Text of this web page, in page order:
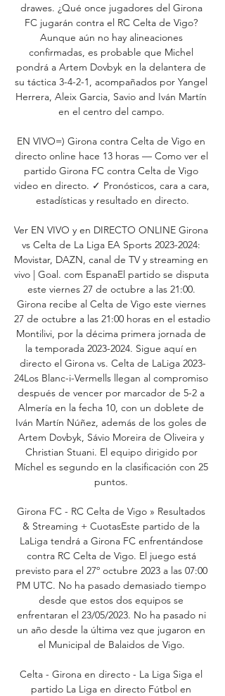
drawes. ¿Qué once jugadores del Girona
FC jugarán contra el RC Celta de Vigo?
Aunque aún no hay alineaciones
confirmadas, es probable que Michel
pondrá a Artem Dovbyk en la delantera de
su táctica 3-4-2-1, acompañados por Yangel
Herrera, Aleix Garcia, Savio and Iván Martín
en el centro del campo.
EN VIVO=) Girona contra Celta de Vigo en
directo online hace 13 horas — Como ver el
partido Girona FC contra Celta de Vigo
video en directo. ✓ Pronósticos, cara a cara,
estadísticas y resultado en directo.
Ver EN VIVO y en DIRECTO ONLINE Girona
vs Celta de La Liga EA Sports 2023-2024:
Movistar, DAZN, canal de TV y streaming en
vivo | Goal. com EspanaEl partido se disputa
este viernes 27 de octubre a las 21:00.
Girona recibe al Celta de Vigo este viernes
27 de octubre a las 21:00 horas en el estadio
Montilivi, por la décima primera jornada de
la temporada 2023-2024. Sigue aquí en
directo el Girona vs. Celta de LaLiga 2023-
24Los Blanc-i-Vermells llegan al compromiso
después de vencer por marcador de 5-2 a
Almería en la fecha 10, con un doblete de
Iván Martín Núñez, además de los goles de
Artem Dovbyk, Sávio Moreira de Oliveira y
Christian Stuani. El equipo dirigido por
Míchel es segundo en la clasificación con 25
puntos.
Girona FC - RC Celta de Vigo » Resultados
& Streaming + CuotasEste partido de la
LaLiga tendrá a Girona FC enfrentándose
contra RC Celta de Vigo. El juego está
previsto para el 27º octubre 2023 a las 07:00
PM UTC. No ha pasado demasiado tiempo
desde que estos dos equipos se
enfrentaran el 23/05/2023. No ha pasado ni
un año desde la última vez que jugaron en
el Municipal de Balaidos de Vigo.
Celta - Girona en directo - La Liga Siga el
partido La Liga en directo Fútbol en